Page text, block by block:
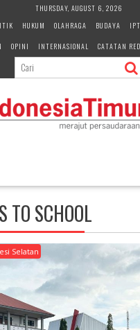
THURSDAY, AUGUST 6, 2026
HUKUM OLAHRAGA BUDAYA
OPINI INTERNASIONAL CATATAN
TO SCHOOL
Selatan